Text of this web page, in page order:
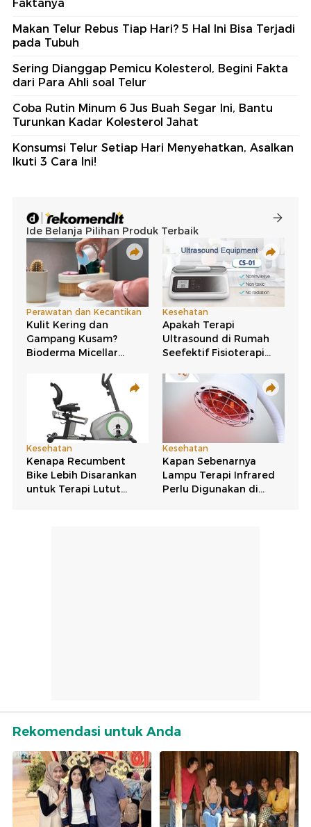
Faktanya
Makan Telur Rebus Tiap Hari? 5 Hal Ini Bisa Terjadi
pada Tubuh
Sering Dianggap Pemicu Kolesterol, Begini Fakta
dari Para Ahli soal Telur
Coba Rutin Minum 6 Jus Buah Segar Ini, Bantu
Turunkan Kadar Kolesterol Jahat
Konsumsi Telur Setiap Hari Menyehatkan, Asalkan
Ikuti 3 Cara Ini!
Rekomendasi untuk Anda